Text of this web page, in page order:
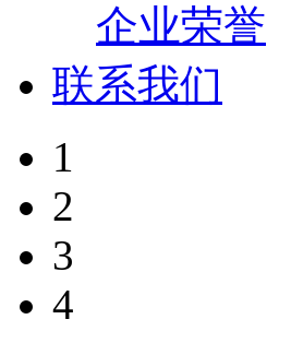
企业荣誉
联系我们
1
2
3
4